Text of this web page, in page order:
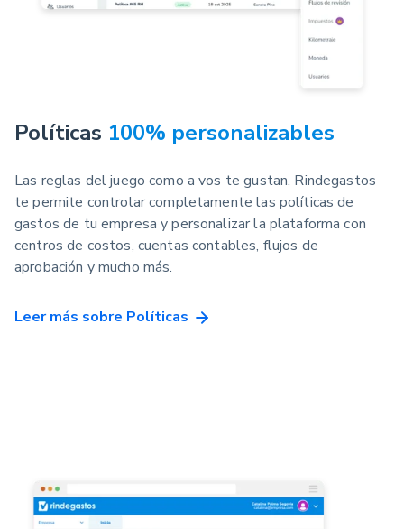
Políticas 100% personalizables
Las reglas del juego como a vos te gustan. Rindegastos
te permite controlar completamente las políticas de
gastos de tu empresa y personalizar la plataforma con
centros de costos, cuentas contables, flujos de
aprobación y mucho más.
Leer más sobre Políticas